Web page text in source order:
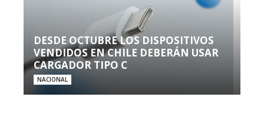
DESDE OCTUBRE LOS DISPOSITIVOS
VENDIDOS EN CHILE DEBERÁN USAR
CARGADOR TIPO C
NACIONAL